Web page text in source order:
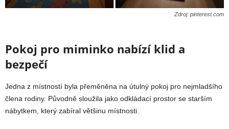
Zdroj: pinterest.com
Pokoj pro miminko nabízí klid a
bezpečí
Jedna z místností byla přeměněna na útulný pokoj pro nejmladšího
člena rodiny. Původně sloužila jako odkládací prostor se starším
nábytkem, který zabíral většinu místnosti.